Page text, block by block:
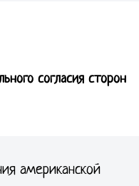
согласия сторон
американской